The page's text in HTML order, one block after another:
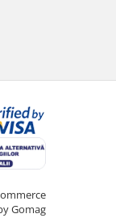
Gomag